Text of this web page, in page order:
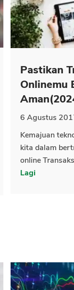
Pastikan
Onlinemu
6 Agustus
Kemajuan
kita dalam
online
Lagi